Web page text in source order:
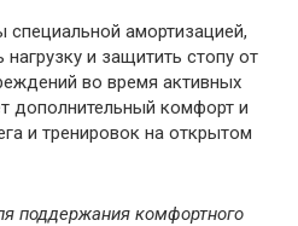
амортизацией,
и защитить стопу от
во время активных
дополнительный комфорт и
и тренировок на открытом
поддержания комфортного